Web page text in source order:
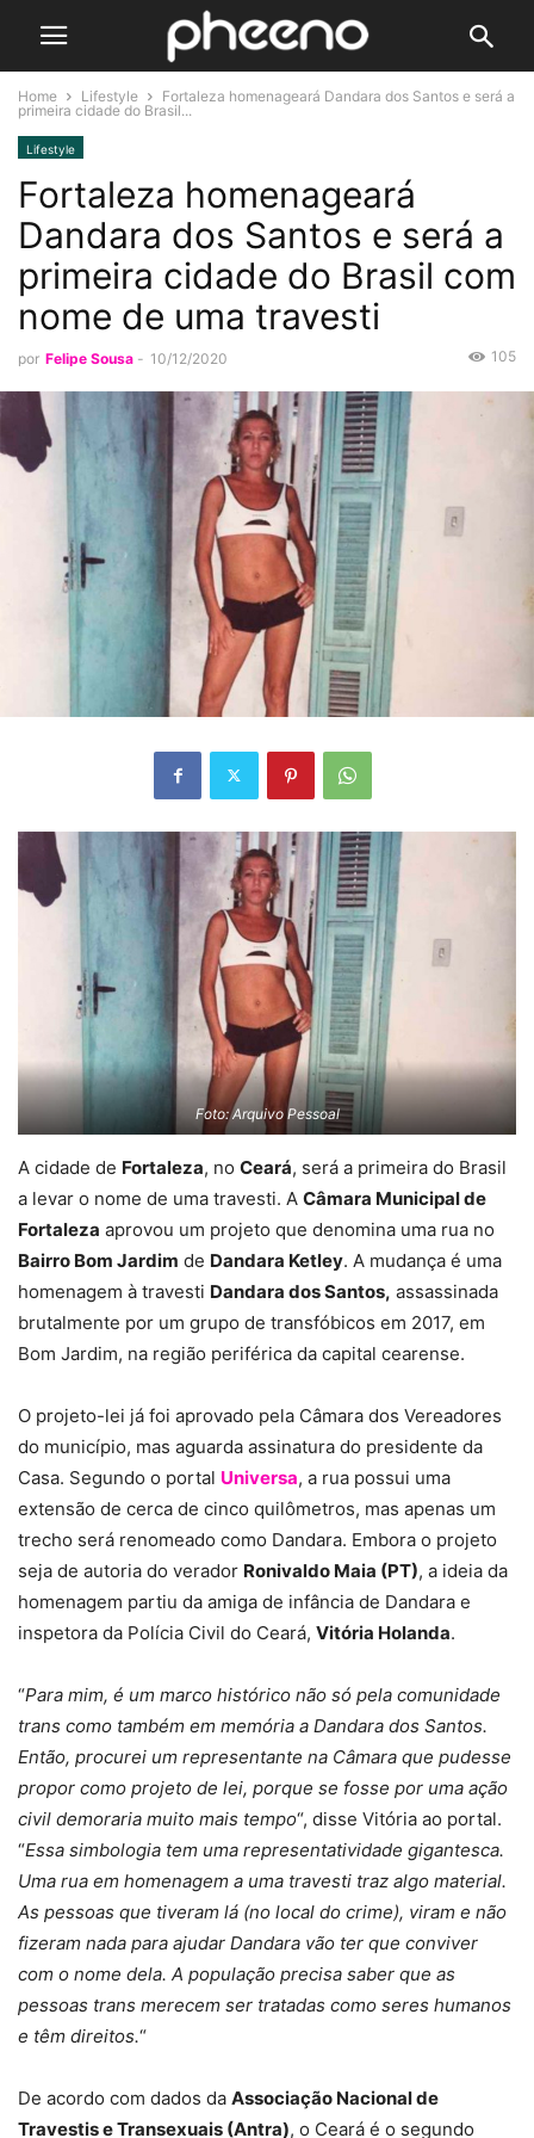
Home Lifestyle
Fortaleza homenageará Dandara dos Santos e será a
primeira cidade do Brasil...
Lifestyle
Fortaleza homenageará
Dandara dos Santos e será a
primeira cidade do Brasil com
nome de uma travesti
por Felipe Sousa - 10/12/2020 105
Foto: Arquivo Pessoal
A cidade de Fortaleza, no Ceará, será a primeira do Brasil
a levar o nome de uma travesti. A Câmara Municipal de
Fortaleza aprovou um projeto que denomina uma rua no
Bairro Bom Jardim de Dandara Ketley. A mudança é uma
homenagem à travesti Dandara dos Santos, assassinada
brutalmente por um grupo de transfóbicos em 2017, em
Bom Jardim, na região periférica da capital cearense.
O projeto-lei já foi aprovado pela Câmara dos Vereadores
do município, mas aguarda assinatura do presidente da
Casa. Segundo o portal Universa, a rua possui uma
extensão de cerca de cinco quilômetros, mas apenas um
trecho será renomeado como Dandara. Embora o projeto
seja de autoria do verador Ronivaldo Maia (PT), a ideia da
homenagem partiu da amiga de infância de Dandara e
inspetora da Polícia Civil do Ceará, Vitória Holanda.
“Para mim, é um marco histórico não só pela comunidade
trans como também em memória a Dandara dos Santos.
Então, procurei um representante na Câmara que pudesse
propor como projeto de lei, porque se fosse por uma ação
civil demoraria muito mais tempo“, disse Vitória ao portal.
“Essa simbologia tem uma representatividade gigantesca.
Uma rua em homenagem a uma travesti traz algo material.
As pessoas que tiveram lá (no local do crime), viram e não
fizeram nada para ajudar Dandara vão ter que conviver
com o nome dela. A população precisa saber que as
pessoas trans merecem ser tratadas como seres humanos
e têm direitos.“
De acordo com dados da Associação Nacional de
Travestis e Transexuais (Antra), o Ceará é o segundo